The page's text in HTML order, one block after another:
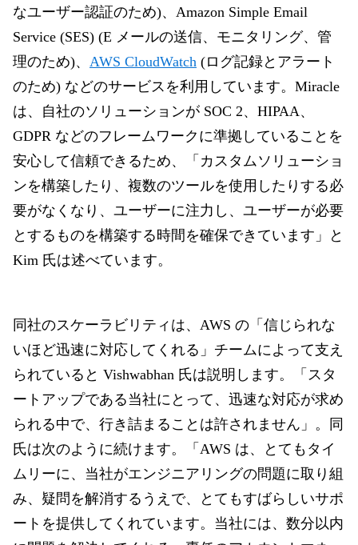
なユーザー認証のため)、Amazon Simple Email
Service (SES) (E メールの送信、モニタリング、管
理のため)、 AWS CloudWatch (ログ記録とアラート
のため) などのサービスを利用しています。Miracle
は、自社のソリューションが SOC 2、HIPAA、
GDPR などのフレームワークに準拠していることを
安心して信頼できるため、「カスタムソリューショ
ンを構築したり、複数のツールを使用したりする必
要がなくなり、ユーザーに注力し、ユーザーが必要
とするものを構築する時間を確保できています」と
Kim 氏は述べています。
同社のスケーラビリティは、AWS の「信じられな
いほど迅速に対応してくれる」チームによって支え
られていると Vishwabhan 氏は説明します。「スタ
ートアップである当社にとって、迅速な対応が求め
られる中で、行き詰まることは許されません」。同
氏は次のように続けます。「AWS は、とてもタイ
ムリーに、当社がエンジニアリングの問題に取り組
み、疑問を解消するうえで、とてもすばらしいサポ
ートを提供してくれています。当社には、数分以内